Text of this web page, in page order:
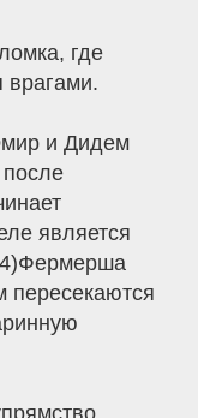
где
врагами.
и Дидем
является
пересекаются